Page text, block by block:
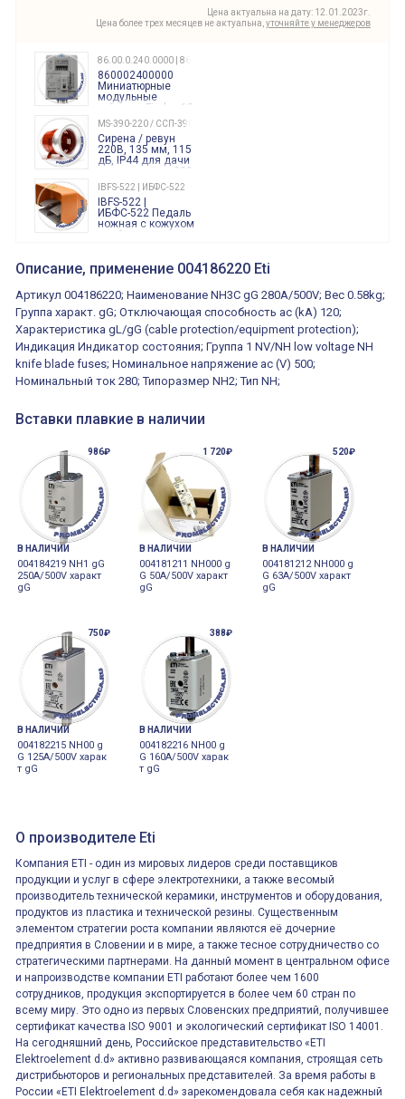
Цена актуальна на дату: 12.01.2023г.
Цена более трех месяцев не актуальна, уточняйте у менеджеров
86.00.0.240.0000 | 860002400000
860002400000
Миниатюрные
модульные
таймеры Finder, 12-
240 Вольт AC/DC
Finder
86.00.0.240.0000
MS-390-220 / ССП-390 220В
Сирена / ревун
220В, 135 мм, 115
дБ, IP44 для дачи
производства 220
Вольт звук ситены
"пожарная
тревога"
IBFS-522 | ИБФС-522
IBFS-522 |
ИБФС-522 Педаль
ножная с кожухом
двойная,
15Ампер 250В
XVR13M05L
Маячок
оранжевый
230VAC 130мм
ВКН8108
ВКН8108
Концевой
выключатель /
выключатель
путевой,
алюминиевый
800202300000С | 80 02 0 230 0000 С
реле времени
0.1cек.-10 дней, 10
Описание, применение 004186220 Eti
Артикул 004186220; Наименование NH3C gG 280A/500V; Вес 0.58kg;
Группа характ. gG; Отключающая способность ac (kA) 120;
Характеристика gL/gG (cable protection/equipment protection);
Индикация Индикатор состояния; Группа 1 NV/NH low voltage NH
knife blade fuses; Номинальное напряжение ac (V) 500;
Номинальный ток 280; Типоразмер NH2; Тип NH;
Вставки плавкие в наличии
986₽
В НАЛИЧИИ
004184219 NH1 gG
250A/500V характ
gG
1 720₽
В НАЛИЧИИ
004181211 NH000 g
G 50A/500V характ
gG
520₽
В НАЛИЧИИ
004181212 NH000 g
G 63A/500V характ
gG
750₽
В НАЛИЧИИ
004182215 NH00 g
G 125A/500V харак
т gG
388₽
В НАЛИЧИИ
004182216 NH00 g
G 160A/500V харак
т gG
О производителе Eti
Компания ETI - один из мировых лидеров среди поставщиков
продукции и услуг в сфере электротехники, а также весомый
производитель технической керамики, инструментов и оборудования,
продуктов из пластика и технической резины. Существенным
элементом стратегии роста компании являются её дочерние
предприятия в Словении и в мире, а также тесное сотрудничество со
стратегическими партнерами. На данный момент в центральном офисе
и напроизводстве компании ETI работают более чем 1600
сотрудников, продукция экспортируется в более чем 60 стран по
всему миру. Это одно из первых Словенских предприятий, получившее
сертификат качества ISO 9001 и экологический сертификат ISO 14001.
На сегодняшний день, Российское представительство «ETI
Elektroelement d.d» активно развивающаяся компания, строящая сеть
дистрибьюторов и региональных представителей. За время работы в
России «ETI Elektroelement d.d» зарекомендовала себя как надежный